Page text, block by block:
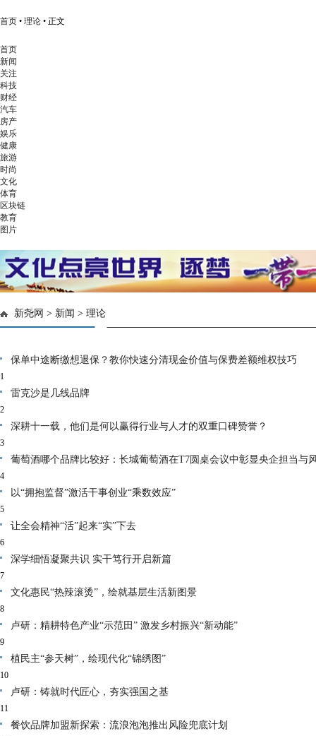
首页 • 理论 • 正文
首页
新闻
关注
科技
财经
汽车
房产
娱乐
健康
旅游
时尚
文化
体育
区块链
教育
图片
新尧网 > 新闻 > 理论
保单中途断缴想退保？教你快速分清现金价值与保费差额维权技巧
1
雷克沙是几线品牌
2
深耕十一载，他们是何以赢得行业与人才的双重口碑赞誉？
3
葡萄酒哪个品牌比较好：长城葡萄酒在T7圆桌会议中彰显央企担当与
4
以“拥抱监督”激活干事创业“乘数效应”
5
让全会精神“活”起来“实”下去
6
深学细悟凝聚共识 实干笃行开启新篇
7
文化惠民“热辣滚烫”，绘就基层生活新图景
8
卢研：精耕特色产业“示范田” 激发乡村振兴“新动能”
9
植民主“参天树”，绘现代化“锦绣图”
10
卢研：铸就时代匠心，夯实强国之基
11
餐饮品牌加盟新探索：流浪泡泡推出风险兜底计划